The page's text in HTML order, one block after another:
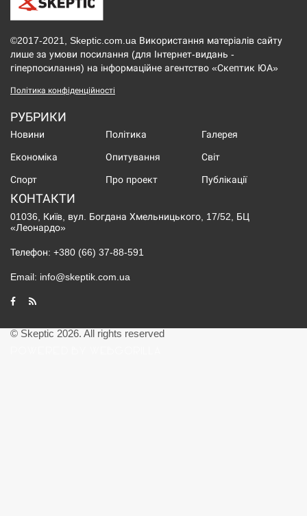
©2017-2021, Skeptic.com.ua Використання матеріалів сайту
лише за умови посилання (для Інтернет-видань -
гіперпосилання) на інформаційне агентство «Скептик ЮА»
Політика конфіденційності
РУБРИКИ
Новини Політика Галерея
Економіка Опитування Світ
Спорт Про проект Публікації
КОНТАКТИ
01036, Київ, вул. Богдана Хмельницького, 17/52, БЦ
«Леонардо»
Телефон: +380 (66) 37-88-591
Email: info@skeptik.com.ua
© Skeptic 2026. All rights reserved